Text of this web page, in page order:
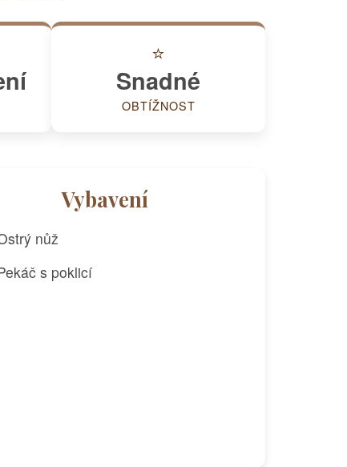
⭐
Snadné
OBTÍŽNOST
Vybavení
nůž
s poklicí